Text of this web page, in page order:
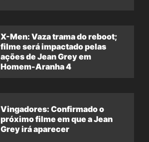
X-Men: Vaza trama do reboot;
filme será impactado pelas
ações de Jean Grey em
Homem-Aranha 4
Vingadores: Confirmado o
próximo filme em que a Jean
Grey irá aparecer